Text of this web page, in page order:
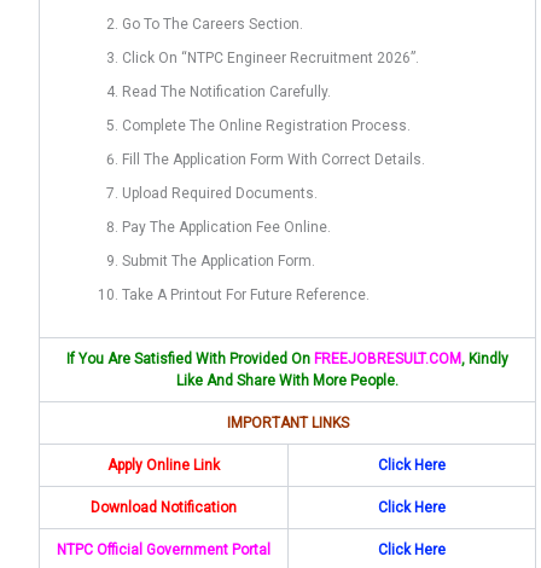
Go To The Careers Section.
Click On “NTPC Engineer Recruitment 2026”.
Read The Notification Carefully.
Complete The Online Registration Process.
Fill The Application Form With Correct Details.
Upload Required Documents.
Pay The Application Fee Online.
Submit The Application Form.
Take A Printout For Future Reference.
If You Are Satisfied With Provided On FREEJOBRESULT.COM, Kindly
Like And Share With More People.
IMPORTANT LINKS
Apply Online Link Click Here
Download Notification Click Here
NTPC Official Government Portal Click Here